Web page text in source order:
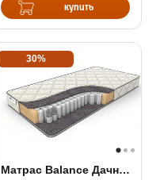
купить
30%
Матрас Balance Дачный TFK